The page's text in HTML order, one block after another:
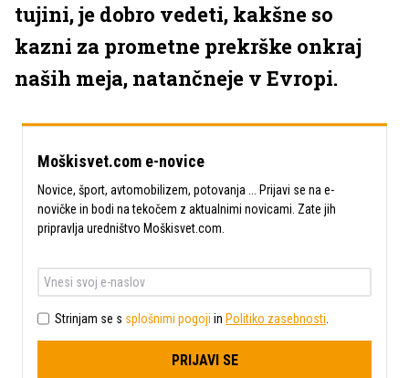
tujini, je dobro vedeti, kakšne so
kazni za prometne prekrške onkraj
naših meja, natančneje v Evropi.
Moškisvet.com e-novice
Novice, šport, avtomobilizem, potovanja ... Prijavi se na e-
novičke in bodi na tekočem z aktualnimi novicami. Zate jih
pripravlja uredništvo Moškisvet.com.
Strinjam se s splošnimi pogoji in Politiko zasebnosti
PRIJAVI SE